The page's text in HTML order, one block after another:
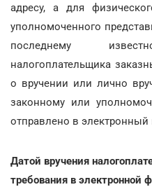
адресу, а для
уполномоченного
последнему
налогоплательщика
о вручении или лично
законному или
отправлено в
Датой вручения
требования в электронной